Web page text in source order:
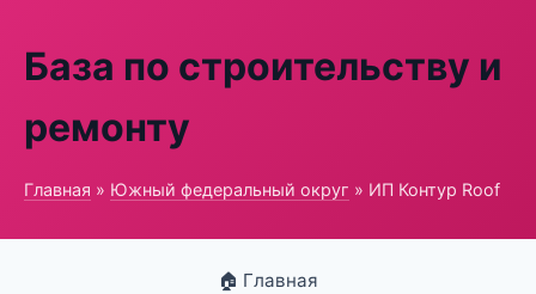
База по строительству и
ремонту
Главная » Южный федеральный округ » ИП Контур Roof
🏠 Главная